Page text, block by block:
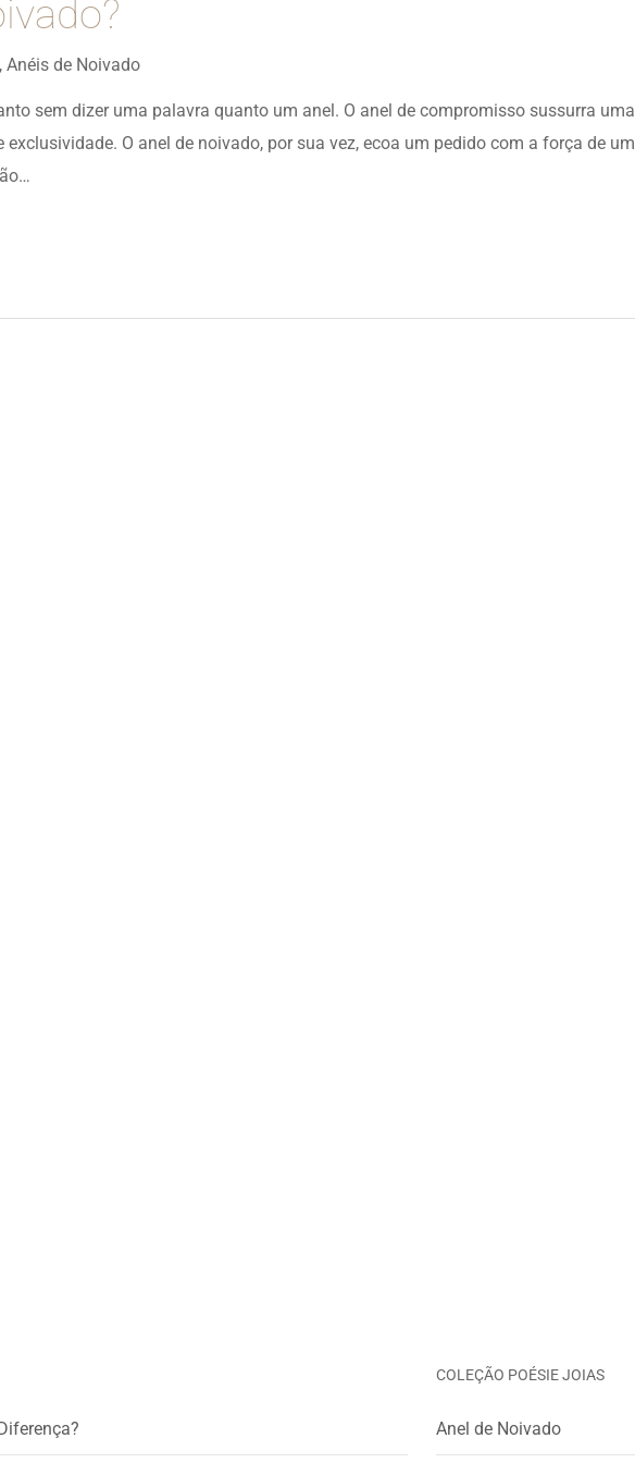
, Anéis de Noivado
sem dizer uma palavra quanto um anel. O anel de compromisso sussurra uma
exclusividade. O anel de noivado, por sua vez, ecoa um pedido com a força de um
COLEÇÃO POÉSIE JOIAS
Anel de Noivado